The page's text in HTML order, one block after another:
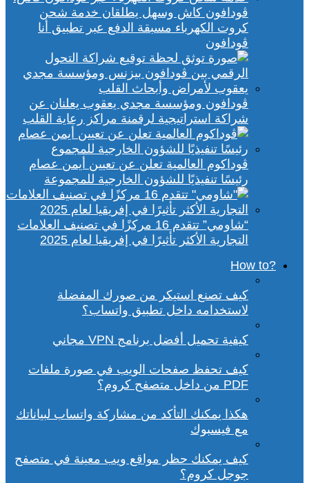
ڤودافون كاش وسهل يطلقان خدمة شحن
كروت الكهرباء مسبقة الدفع عبر تطبيق أنا
ڤودافون
ڤودافون ومؤسسة مجدي يعقوب يعلنان عن
شراكة استراتيجية لرقمنة مراكز رعاية القلب
ڤوداكوم العالمية تعلن عن تعيين أيمن عصام
رئيسًا تنفيذيًا للشؤون الخارجية للمجموعة
“شاومي” تتقدم 16 مركزًا في تصنيف العلامات
التجارية الأكثر تأثيرًا في إفريقيا لعام 2025
?How to
كيف تصنع استيكر من صورك المفضلة
لاستخدامه داخل تطبيق واتساب؟
كيفية تحميل أفضل برنامج VPN مجاني
كيف تحفظ صفحات الويب في صورة ملفات
PDF من داخل متصفح كروم؟
هكذا يمكنك التأكد من مشاركة واتساب لبياناتك
مع فيسبوك
كيف يمكنك حظر مواقع ويب معينة في متصفح
جوجل كروم؟